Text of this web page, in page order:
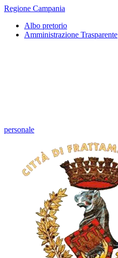
Regione Campania
Albo pretorio
Amministrazione Trasparente
personale